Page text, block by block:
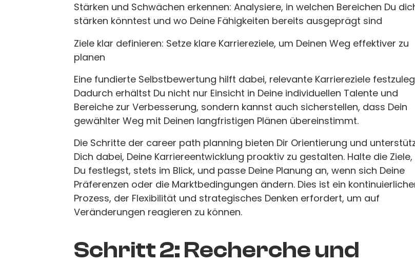
Stärken und Schwächen erkennen: Analysiere, in welchen Bereichen Du
stärken könntest und wo Deine Fähigkeiten bereits ausgeprägt sind
Ziele klar definieren: Setze klare Karriereziele, um Deinen Weg effektiver zu
planen
Eine fundierte Selbstbewertung hilft dabei, relevante Karriereziele
Dadurch erhältst Du nicht nur Einsicht in Deine individuellen Talente und
Bereiche zur Verbesserung, sondern kannst auch sicherstellen, dass Dein
gewählter Weg mit Deinen langfristigen Plänen übereinstimmt.
Die Schritte der career path planning bieten Dir Orientierung und
Dich dabei, Deine Karriereentwicklung proaktiv zu gestalten. Halte die
Du festlegst, stets im Blick, und passe Deine Planung an, wenn sich Deine
Präferenzen oder die Marktbedingungen ändern. Dies ist ein
Prozess, der Flexibilität und strategisches Denken erfordert, um auf
Veränderungen reagieren zu können.
Schritt 2: Recherche und